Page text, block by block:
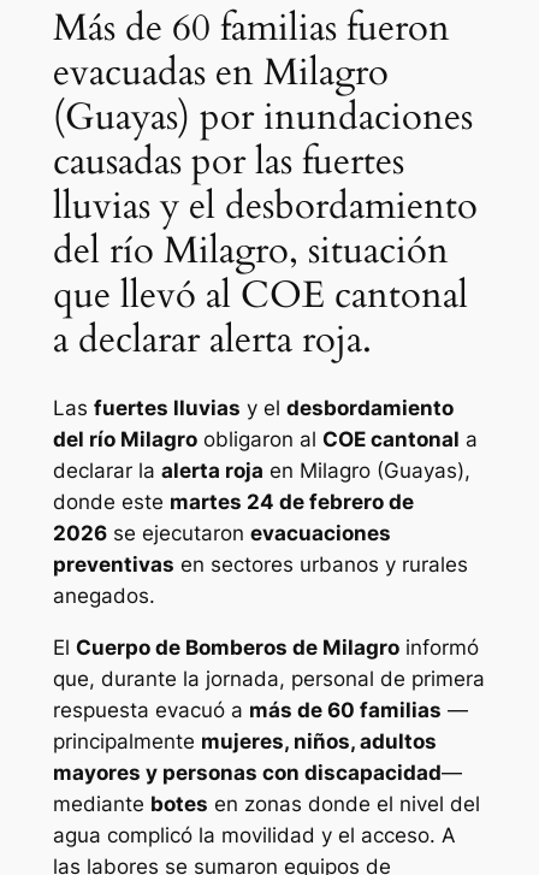
Más de 60 familias fueron
evacuadas en Milagro
(Guayas) por inundaciones
causadas por las fuertes
lluvias y el desbordamiento
del río Milagro, situación
que llevó al COE cantonal
a declarar alerta roja.
Las fuertes lluvias y el desbordamiento
del río Milagroobligaron al COE cantonal a
declarar la alerta roja en Milagro (Guayas),
donde este martes 24 de febrero de
2026se ejecutaron evacuaciones
preventivas en sectores urbanos y rurales
anegados.
El Cuerpo de Bomberos de Milagroinformó
que, durante la jornada, personal de primera
respuesta evacuó a más de 60 familias —
principalmente mujeres, niños, adultos
mayores y personas con discapacidad—
mediante botes en zonas donde el nivel del
agua complicó la movilidad y el acceso. A
las labores se sumaron equipos de